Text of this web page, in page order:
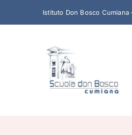
al
Istituto Don Bosco Cumiana